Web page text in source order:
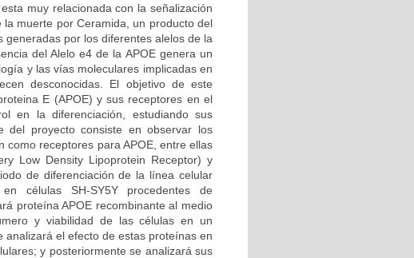
muy relacionada con la señalización
muerte por Ceramida, un producto del
por los diferentes alelos de la
del Alelo e4 de la APOE genera un
y las vías moleculares implicadas en
desconocidas. El objetivo de este
E (APOE) y sus receptores en el
en la diferenciación, estudiando sus
del proyecto consiste en observar los
como receptores para APOE, entre ellas
Low Density Lipoprotein Receptor) y
de diferenciación de la línea celular
células SH-SY5Y procedentes de
proteína APOE recombinante al medio
y viabilidad de las células en un
analizará el efecto de estas proteínas en
y posteriormente se analizará sus